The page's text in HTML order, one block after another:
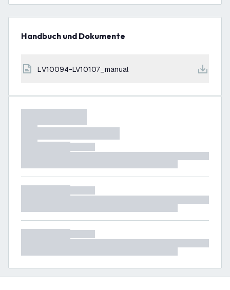
Handbuch und Dokumente
LV10094-LV10107_manual